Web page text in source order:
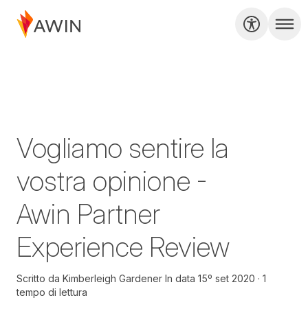
Vogliamo sentire la
vostra opinione -
Awin Partner
Experience Review
Scritto da Kimberleigh Gardener In data 15º set 2020
1
tempo di lettura